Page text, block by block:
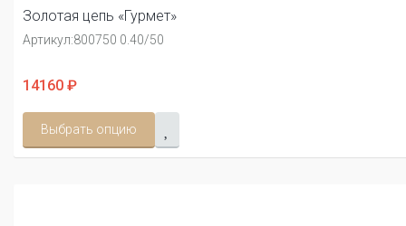
Золотая цепь «Гурмет»
Артикул:800750 0.40/50
14160 ₽
Выбрать опцию